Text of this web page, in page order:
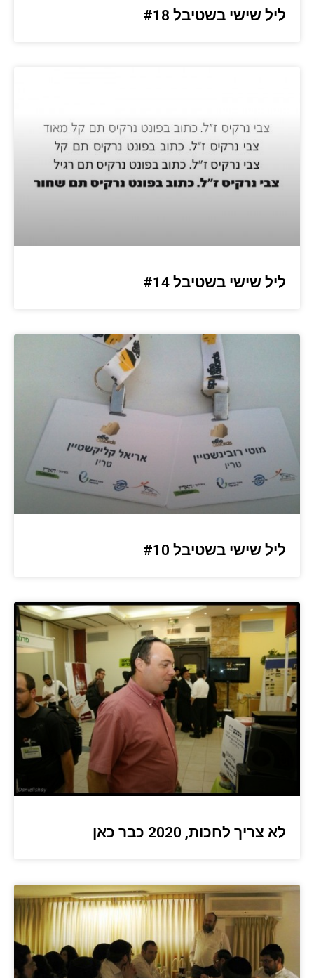
ליל שישי בשטיבל #18
ליל שישי בשטיבל #14
ליל שישי בשטיבל #10
לא צריך לחכות, 2020 כבר כאן